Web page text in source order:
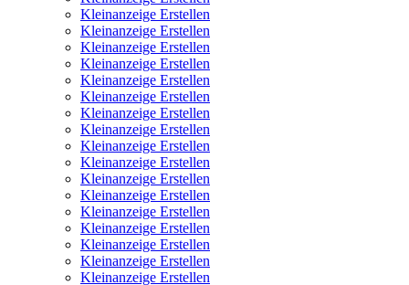
Kleinanzeige Erstellen
Kleinanzeige Erstellen
Kleinanzeige Erstellen
Kleinanzeige Erstellen
Kleinanzeige Erstellen
Kleinanzeige Erstellen
Kleinanzeige Erstellen
Kleinanzeige Erstellen
Kleinanzeige Erstellen
Kleinanzeige Erstellen
Kleinanzeige Erstellen
Kleinanzeige Erstellen
Kleinanzeige Erstellen
Kleinanzeige Erstellen
Kleinanzeige Erstellen
Kleinanzeige Erstellen
Kleinanzeige Erstellen